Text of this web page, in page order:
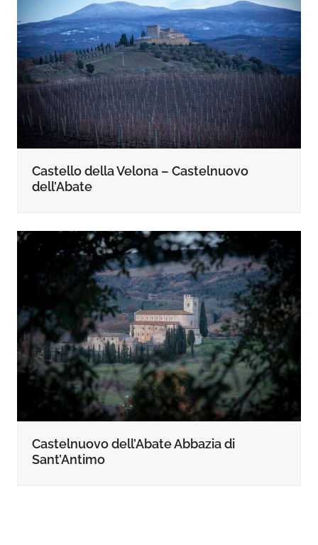
Castello della Velona – Castelnuovo
dell’Abate
Castelnuovo dell’Abate Abbazia di
Sant’Antimo